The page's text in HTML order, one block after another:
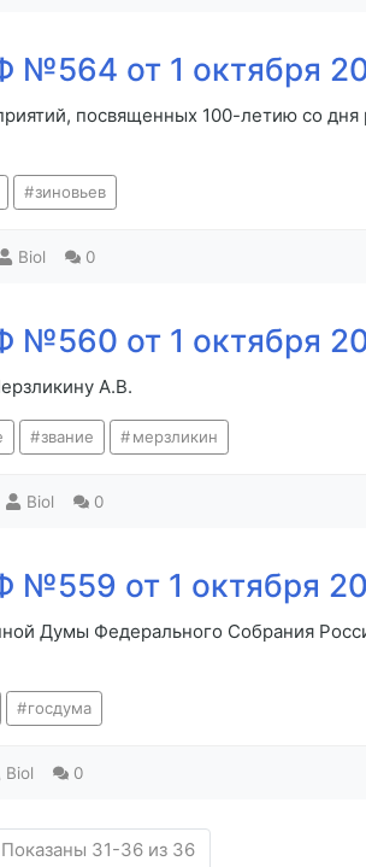
№564 от 1 октября
посвященных 100-летию со
зиновьев
Biol 0
№560 от 1 октября
А.В.
звание мерзликин
Biol 0
№559 от 1 октября
Думы Федерального Собрания
госдума
Biol 0
Показаны 31-36 из 36